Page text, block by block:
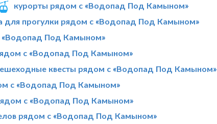
курорты рядом с «Водопад Под Камыном»
для прогулки рядом с «Водопад Под Камыном»
Под Камыном»
с «Водопад Под Камыном»
квесты рядом с «Водопад Под Камыном»
с «Водопад Под Камыном»
с «Водопад Под Камыном»
рядом с «Водопад Под Камыном»